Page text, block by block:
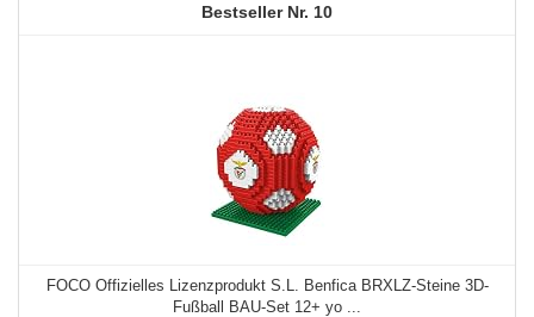
10
FOCO Offizielles Lizenzprodukt S.L. Benfica BRXLZ-Steine 3D-
Fußball BAU-Set 12+ yo ...